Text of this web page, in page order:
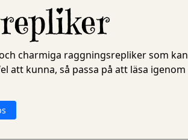
charmiga raggningsrepliker som kan
att kunna, så passa på att läsa igenom